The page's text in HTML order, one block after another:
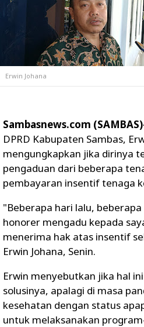
Erwin Johana
Sambasnews.com
DPRD Kabupaten Sambas,
mengungkapkan jika dirinya
pengaduan dari beberapa
pembayaran insentif tenaga
"Beberapa hari lalu,
honorer mengadu kepada
menerima hak atas insentif
Erwin Johana, Senin.
Erwin menyebutkan jika hal
solusinya, apalagi di masa
kesehatan dengan status
untuk melaksanakan